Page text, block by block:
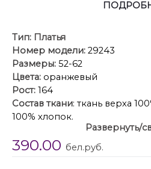
Тип: Платья
Номер модели: 29243
Размеры: 52-62
Цвета: оранжевый
Рост: 164
Состав ткани: ткань верха
100% хлопок.
: Кусочек яркости
Безумно красивое и
Развернуть/
390.00 бел.руб.